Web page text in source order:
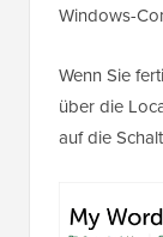
Windows-
Wenn Sie
über die
auf die